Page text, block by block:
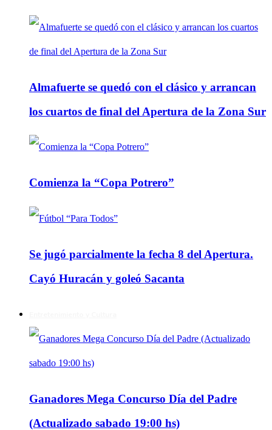
Almafuerte se quedó con el clásico y arrancan
los cuartos de final del Apertura de la Zona Sur
Comienza la “Copa Potrero”
Se jugó parcialmente la fecha 8 del Apertura.
Cayó Huracán y goleó Sacanta
Ganadores Mega Concurso Día del Padre
(Actualizado sabado 19:00 hs)